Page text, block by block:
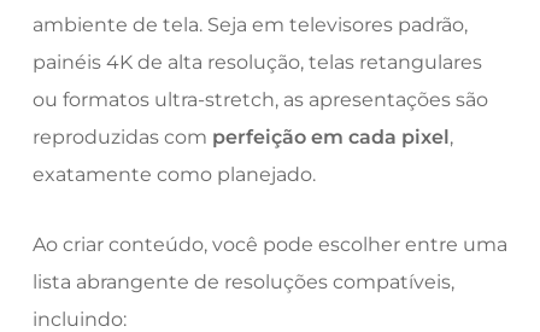
ambiente de tela. Seja em televisores padrão,
painéis 4K de alta resolução, telas retangulares
ou formatos ultra-stretch, as apresentações são
reproduzidas com perfeição em cada pixel,
exatamente como planejado.
Ao criar conteúdo, você pode escolher entre uma
lista abrangente de resoluções compatíveis,
incluindo: